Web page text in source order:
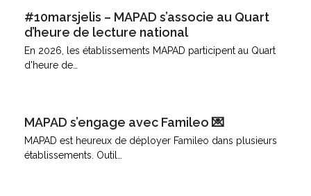
#10marsjelis – MAPAD s’associe au Quart
d’heure de lecture national
En 2026, les établissements MAPAD participent au Quart
d'heure de…
MAPAD s’engage avec Famileo 💌
MAPAD est heureux de déployer Famileo dans plusieurs
établissements. Outil…